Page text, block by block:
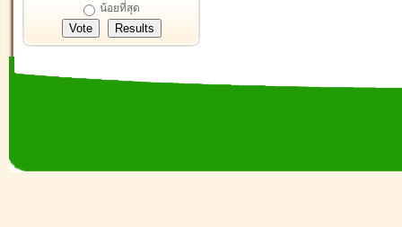
น้อยที่สุด